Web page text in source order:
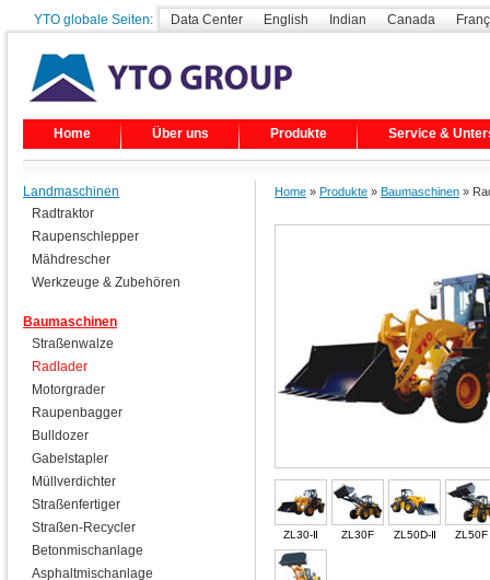
YTO globale Seiten: Data Center English Indian Canada
Home Über uns Produkte Service &
Home » Produkte » Baumaschinen »
ZL30-Ⅱ ZL30F ZL50D-Ⅱ ZL50F
Landmaschinen
Radtraktor
Raupenschlepper
Mähdrescher
Werkzeuge & Zubehören
Baumaschinen
Straßenwalze
Radlader
Motorgrader
Raupenbagger
Bulldozer
Gabelstapler
Müllverdichter
Straßenfertiger
Straßen-Recycler
Betonmischanlage
Asphaltmischanlage